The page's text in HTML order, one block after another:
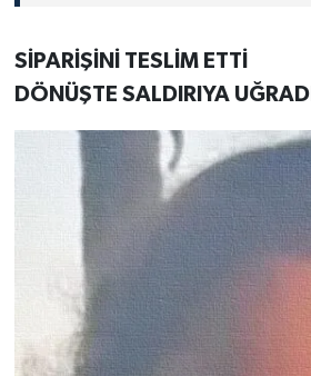
SİPARİŞİNİ TESLİM ETTİ
DÖNÜŞTE SALDIRIYA UĞRADI